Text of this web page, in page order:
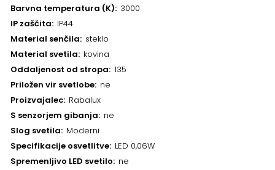
Barvna temperatura (K) 3000
IP zaščita IP44
Material senčila steklo
Material svetila kovina
Oddaljenost od stropa 135
Priložen vir svetlobe ne
Proizvajalec Rabalux
S senzorjem gibanja ne
Slog svetila Moderni
Specifikacije osvetlitve LED 0,06W
Spremenljivo LED svetilo ne